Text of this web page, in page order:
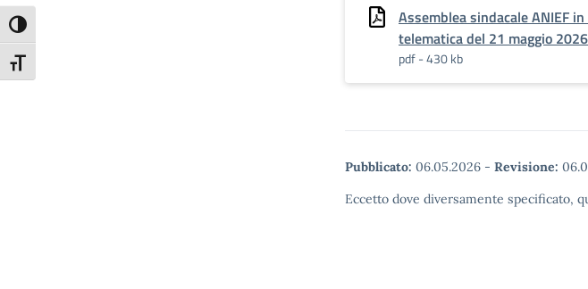
Attiva/disattiva alto contrasto
Attiva/disattiva dimensione testo
Assemblea sindacale ANIEF
telematica del 21 maggio 2026
pdf - 430 kb
Pubblicato: 06.05.2026 - Revisione:
Eccetto dove diversamente specificato,